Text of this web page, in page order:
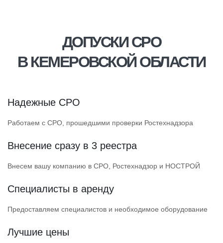
ДОПУСКИ СРО
В КЕМЕРОВСКОЙ ОБЛАСТИ
Надежные СРО
Работаем с СРО, прошедшими проверки Ростехнадзора
Внесение сразу в 3 реестра
Внесем вашу компанию в СРО, Ростехнадзор и НОСТРОЙ
Специалисты в аренду
Предоставляем специалистов и необходимое оборудование
Лучшие цены